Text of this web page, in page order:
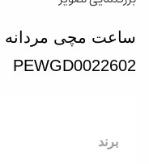
PEWGD0022602
برند